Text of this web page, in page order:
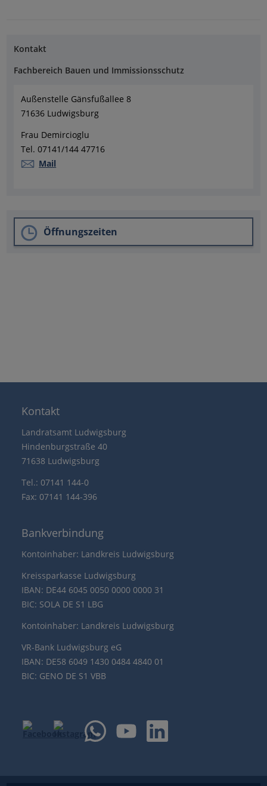
Kontakt
Fachbereich Bauen und Immissionsschutz
Außenstelle Gänsfußallee 8
71636 Ludwigsburg
Frau Demircioglu
Tel. 07141/144 47716
Mail
Öffnungszeiten
Kontakt
Landratsamt Ludwigsburg
Hindenburgstraße 40
71638 Ludwigsburg
Tel.: 07141 144-0
Fax: 07141 144-396
Bankverbindung
Kontoinhaber: Landkreis Ludwigsburg
Kreissparkasse Ludwigsburg
IBAN: DE44 6045 0050 0000 0000 31
BIC: SOLA DE S1 LBG
Kontoinhaber: Landkreis Ludwigsburg
VR-Bank Ludwigsburg eG
IBAN: DE58 6049 1430 0484 4840 01
BIC: GENO DE S1 VBB